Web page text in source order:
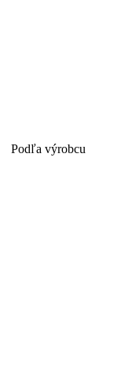
Podľa výrobcu